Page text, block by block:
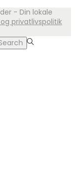
- Din lokale
privatlivspolitik